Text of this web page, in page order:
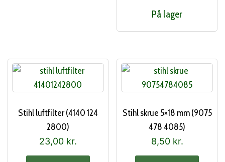
På lager
Stihl luftfilter (4140 124
2800)
23,00 kr.
Stihl skrue 5×18 mm (9075
478 4085)
8,50 kr.